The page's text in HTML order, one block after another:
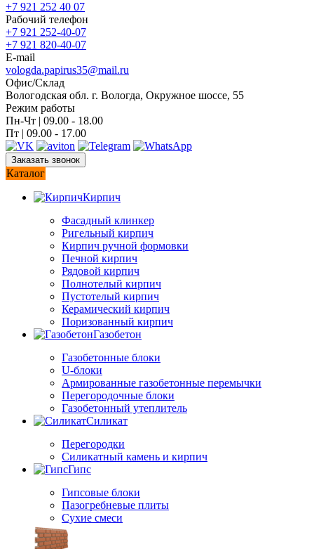
+7 921 252 40 07
Рабочий телефон
+7 921 252-40-07
+7 921 820-40-07
E-mail
vologda.papirus35@mail.ru
Офис/Склад
Вологодская обл. г. Вологда, Окружное шоссе, 55
Режим работы
Пн-Чт | 09.00 - 18.00
Пт | 09.00 - 17.00
Заказать звонок
Каталог
Кирпич
Фасадный клинкер
Ригельный кирпич
Кирпич ручной формовки
Печной кирпич
Рядовой кирпич
Полнотелый кирпич
Пустотелый кирпич
Керамический кирпич
Поризованный кирпич
Газобетон
Газобетонные блоки
U-блоки
Армированные газобетонные перемычки
Перегородочные блоки
Газобетонный утеплитель
Силикат
Перегородки
Силикатный камень и кирпич
Гипс
Гипсовые блоки
Пазогребневые плиты
Сухие смеси